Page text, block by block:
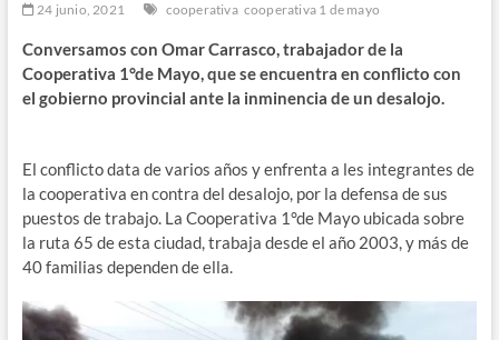
24 junio, 2021 cooperativa cooperativa 1 de mayo
Conversamos con Omar Carrasco, trabajador de la
Cooperativa 1°de Mayo, que se encuentra en conflicto con
el gobierno provincial ante la inminencia de un desalojo.
El conflicto data de varios años y enfrenta a les integrantes de
la cooperativa en contra del desalojo, por la defensa de sus
puestos de trabajo. La Cooperativa 1°de Mayo ubicada sobre
la ruta 65 de esta ciudad, trabaja desde el año 2003, y más de
40 familias dependen de ella.